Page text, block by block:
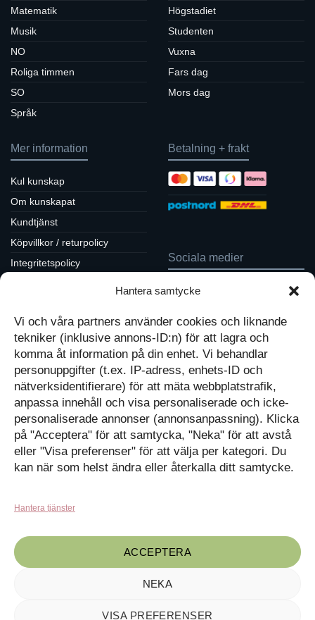
Hantera samtycke
Vi och våra partners använder cookies och liknande
tekniker (inklusive annons-ID:n) för att lagra och
komma åt information på din enhet. Vi behandlar
personuppgifter (t.ex. IP-adress, enhets-ID och
nätverksidentifierare) för att mäta webbplatstrafik,
anpassa innehåll och visa personaliserade och icke-
personaliserade annonser (annonsanpassning). Klicka
på "Acceptera" för att samtycka, "Neka" för att avstå
eller "Visa preferenser" för att välja per kategori. Du
kan när som helst ändra eller återkalla ditt samtycke.
Hantera tjänster
ACCEPTERA
NEKA
VISA PREFERENSER
Matematik
Musik
NO
Roliga timmen
SO
Språk
Högstadiet
Studenten
Vuxna
Fars dag
Mors dag
Mer information
Kul kunskap
Om kunskapat
Kundtjänst
Köpvillkor / returpolicy
Integritetspolicy
Mitt konto
Kassan
Betalning + frakt
Sociala medier
Följ oss på Facebook
Inspiration på Pinterest
Diskutera på LinkedIn
Varukorg
Inga produkter i varukorgen.
GÅ TILLBAKA TILL
BUTIKEN
Kunskapat
Med barn och ungas
nyfikenhet som inspiration
skapar vi design som
förmedlar kunskap till en ny
generation.
Norrköping · ©2020-2024 Maila oss påkontakt@kunskapat.se